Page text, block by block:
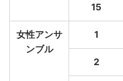
15
女性アンサ
ンブル
1
2